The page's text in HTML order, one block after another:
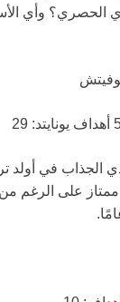
الجذاب في أولد
على الرغم من